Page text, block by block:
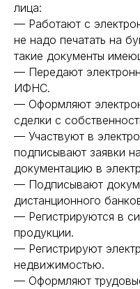
лица:
— Работают с
не надо печатать на
такие документы
— Передают
ИФНС.
— Оформляют
сделки с
— Участвуют в
подписывают заявки
документацию в
— Подписывают
дистанционного
— Регистрируются в
продукции.
— Регистрируют
недвижимостью.
— Оформляют